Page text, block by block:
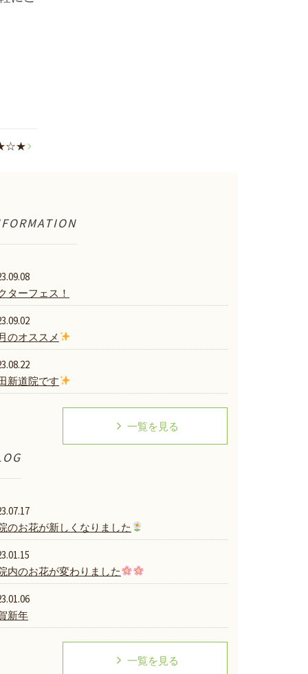
★☆★
ターフェス！
のオススメ
新道院です
一覧を見る
のお花が新しくなりました
内のお花が変わりました
新年
一覧を見る